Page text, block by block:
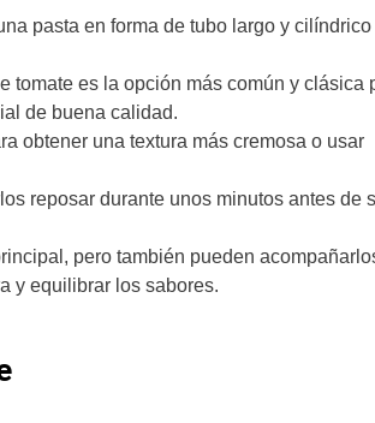
pasta en forma de tubo largo y cilíndrico
tomate es la opción más común y clásica
de buena calidad.
obtener una textura más cremosa o usar
reposar durante unos minutos antes de
pero también pueden
y equilibrar los sabores.